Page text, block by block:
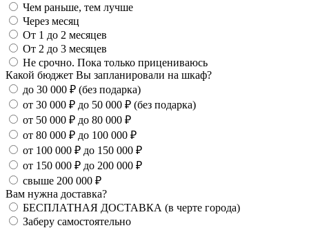
Чем раньше, тем лучше
Через месяц
От 1 до 2 месяцев
От 2 до 3 месяцев
Не срочно. Пока только прицениваюсь
Какой бюджет Вы запланировали на шкаф?
до 30 000 ₽ (без подарка)
от 30 000 ₽ до 50 000 ₽ (без подарка)
от 50 000 ₽ до 80 000 ₽
от 80 000 ₽ до 100 000 ₽
от 100 000 ₽ до 150 000 ₽
от 150 000 ₽ до 200 000 ₽
свыше 200 000 ₽
Вам нужна доставка?
БЕСПЛАТНАЯ ДОСТАВКА (в черте города)
Заберу самостоятельно